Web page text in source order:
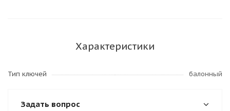
Характеристики
Тип ключей балонный
Задать вопрос